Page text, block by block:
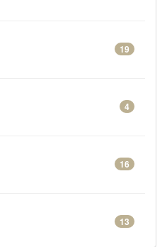
19
4
16
13